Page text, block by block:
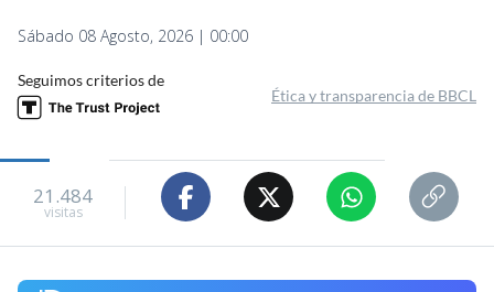
Sábado 08 Agosto, 2026 | 00:00
Seguimos criterios de
Ética y transparencia de BBCL
21.484
visitas